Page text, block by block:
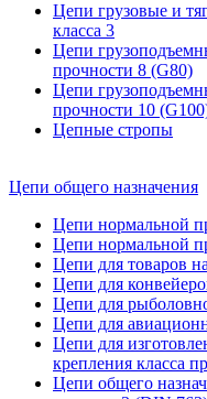
Цепи грузовые и
класса 3
Цепи
прочности 8 (G80)
Цепи
прочности 10
Цепные стропы
Цепи общего назначения
Цепи нормальной
Цепи нормальной
Цепи для товаров
Цепи для
Цепи для
Цепи для
Цепи для
крепления класса
Цепи общего